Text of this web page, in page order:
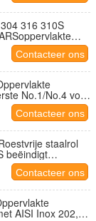
316 310S
Contacteer ons
No.1/No.4 voor
Contacteer ons
staalrol
beëindigt
Contacteer ons
AISI Inox 202,